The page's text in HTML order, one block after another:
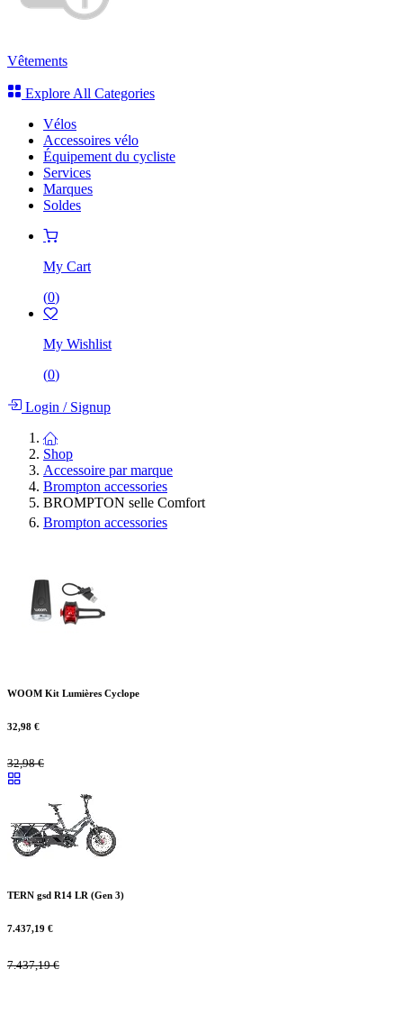
Vêtements
Explore All Categories
Vélos
Accessoires vélo
Équipement du cycliste
Services
Marques
Soldes
My Cart
(0)
My Wishlist
(0)
Login /Signup
Shop
Accessoire par marque
Brompton accessories
BROMPTON selle Comfort
Brompton accessories
WOOM Kit Lumières Cyclope
32,98 €
32,98€
TERN gsd R14 LR (Gen 3)
7.437,19 €
7.437,19€